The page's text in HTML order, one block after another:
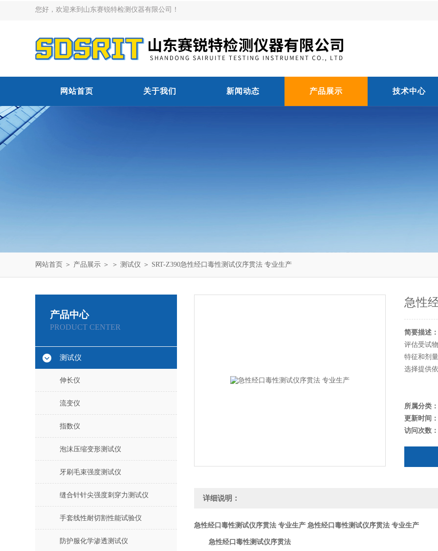
您好，欢迎来到山东赛锐特检测仪器有限公司！
网站首页 关于我们 新闻动态 产品展示 技术中心
网站首页 ＞ 产品展示 ＞ ＞ 测试仪 ＞ SRT-Z390急性经口毒性测试仪序贯法 专业生产
产品中心
PRODUCT CENTER
测试仪
伸长仪
流变仪
指数仪
泡沫压缩变形测试仪
牙刷毛束强度测试仪
缝合针针尖强度刺穿力测试仪
手套线性耐切割性能试验仪
防护服化学渗透测试仪
急性
简要描述：
评估受试
特征和剂
选择提供
所属分类：
更新时间：
访问次数：
详细说明：
急性经口毒性测试仪序贯法 专业生产 急性经口毒性测试仪序贯法 专业生产
急性经口毒性测试仪序贯法